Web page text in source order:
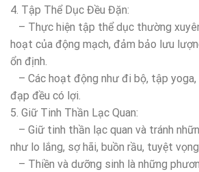
4. Tập Thể Dục Đều Đặn:
– Thực hiện tập thể dục thường
hoạt của động mạch, đảm bảo lưu
ổn định.
– Các hoạt động như đi bộ, tập yoga,
đạp đều có lợi.
5. Giữ Tinh Thần Lạc Quan:
– Giữ tinh thần lạc quan và tránh
như lo lắng, sợ hãi, buồn rầu, tuyệt
– Thiền và dưỡng sinh là những